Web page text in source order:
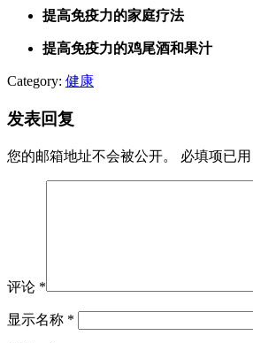
提高免疫力的家庭疗法
提高免疫力的鸡尾酒和果汁
Category: 健康
发表回复
您的邮箱地址不会被公开。 必填项已用
评论 *
显示名称 *